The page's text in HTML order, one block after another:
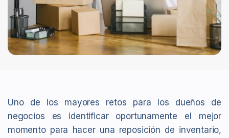
Uno de los mayores retos para los dueños de
negocios es identificar oportunamente el mejor
momento para hacer una reposición de inventario,